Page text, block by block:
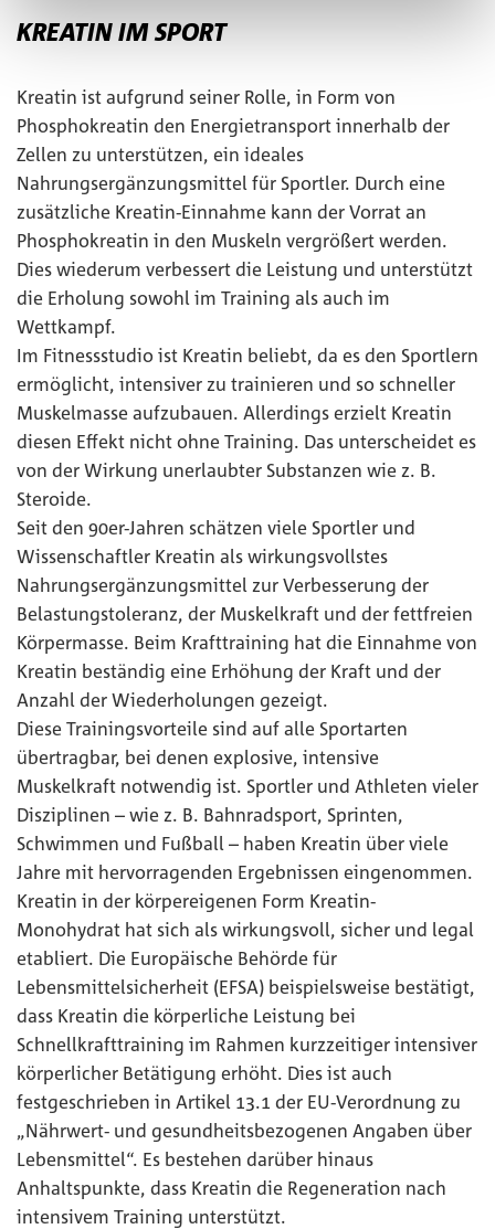
KREATIN IM SPORT
Kreatin ist aufgrund seiner Rolle, in Form von
Phosphokreatin den Energietransport innerhalb der
Zellen zu unterstützen, ein ideales
Nahrungsergänzungsmittel für Sportler. Durch eine
zusätzliche Kreatin-Einnahme kann der Vorrat an
Phosphokreatin in den Muskeln vergrößert werden.
Dies wiederum verbessert die Leistung und unterstützt
die Erholung sowohl im Training als auch im
Wettkampf.
Im Fitnessstudio ist Kreatin beliebt, da es den Sportlern
ermöglicht, intensiver zu trainieren und so schneller
Muskelmasse aufzubauen. Allerdings erzielt Kreatin
diesen Effekt nicht ohne Training. Das unterscheidet es
von der Wirkung unerlaubter Substanzen wie z. B.
Steroide.
Seit den 90er-Jahren schätzen viele Sportler und
Wissenschaftler Kreatin als wirkungsvollstes
Nahrungsergänzungsmittel zur Verbesserung der
Belastungstoleranz, der Muskelkraft und der fettfreien
Körpermasse. Beim Krafttraining hat die Einnahme von
Kreatin beständig eine Erhöhung der Kraft und der
Anzahl der Wiederholungen gezeigt.
Diese Trainingsvorteile sind auf alle Sportarten
übertragbar, bei denen explosive, intensive
Muskelkraft notwendig ist. Sportler und Athleten vieler
Disziplinen – wie z. B. Bahnradsport, Sprinten,
Schwimmen und Fußball – haben Kreatin über viele
Jahre mit hervorragenden Ergebnissen eingenommen.
Kreatin in der körpereigenen Form Kreatin-
Monohydrat hat sich als wirkungsvoll, sicher und legal
etabliert. Die Europäische Behörde für
Lebensmittelsicherheit (EFSA) beispielsweise bestätigt,
dass Kreatin die körperliche Leistung bei
Schnellkrafttraining im Rahmen kurzzeitiger intensiver
körperlicher Betätigung erhöht. Dies ist auch
festgeschrieben in Artikel 13.1 der EU-Verordnung zu
„Nährwert- und gesundheitsbezogenen Angaben über
Lebensmittel“. Es bestehen darüber hinaus
Anhaltspunkte, dass Kreatin die Regeneration nach
intensivem Training unterstützt.